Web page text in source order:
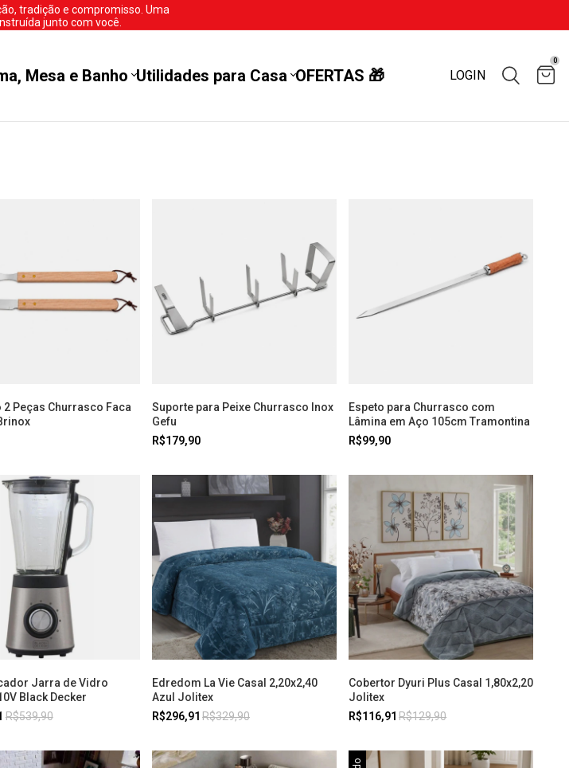
tradição e compromisso. Uma
junto com você.
Mesa e Banho Utilidades para Casa OFERTAS 🎁 LOGIN
0
2 Peças Churrasco Faca
Suporte para Peixe Churrasco Inox
Gefu
R$179,90
Espeto para Churrasco com
Lâmina em Aço 105cm Tramontina
R$99,90
Jarra de Vidro
Black Decker
R$539,90
Edredom La Vie Casal 2,20x2,40
Azul Jolitex
R$296,91 R$329,90
Cobertor Dyuri Plus Casal 1,80x2,20
Jolitex
R$116,91 R$129,90